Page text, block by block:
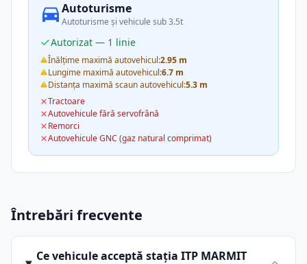
Autoturisme
Autoturisme și vehicule sub 3.5t
Autorizat — 1 linie
Înălțime maximă autovehicul:2.95 m
Lungime maximă autovehicul:6.7 m
Distanța maximă scaun autovehicul:5.3 m
Tractoare
Autovehicule fără servofrână
Remorci
Autovehicule GNC (gaz natural comprimat)
Întrebări frecvente
Ce vehicule acceptă stația ITP MARMIT